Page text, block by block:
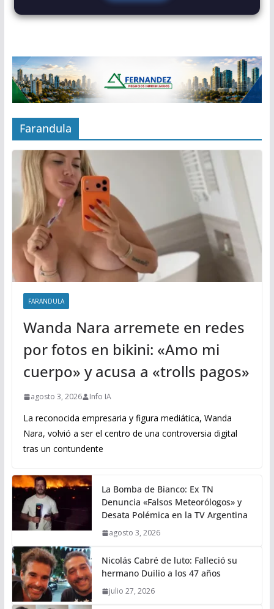
Farandula
FARANDULA
Wanda Nara arremete en redes
por fotos en bikini: «Amo mi
cuerpo» y acusa a «trolls pagos»
agosto 3, 2026 Info IA
La reconocida empresaria y figura mediática, Wanda
Nara, volvió a ser el centro de una controversia digital
tras un contundente
La Bomba de Bianco: Ex TN
Denuncia «Falsos Meteorólogos» y
Desata Polémica en la TV Argentina
agosto 3, 2026
Nicolás Cabré de luto: Falleció su
hermano Duilio a los 47 años
julio 27, 2026